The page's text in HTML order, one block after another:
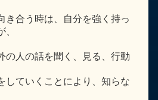
き合う時は、自分を強く持っ
の人の話を聞く、見る、行動
していくことにより、知らな